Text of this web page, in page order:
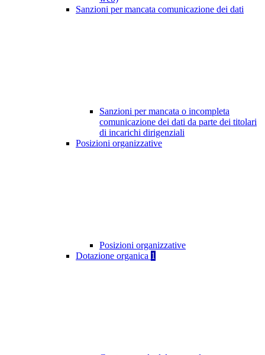
Sanzioni per mancata comunicazione dei dati
Sanzioni per mancata o incompleta
comunicazione dei dati da parte dei titolari
di incarichi dirigenziali
Posizioni organizzative
Posizioni organizzative
Dotazione organica 1